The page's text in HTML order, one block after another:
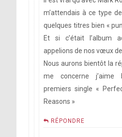
m’attendais à ce type
quelques titres bien «
Et si c’était l’album
appelions de nos vœux
Nous aurons bientôt la
me concerne j’aime
premiers single «
Reasons »
RÉPONDRE